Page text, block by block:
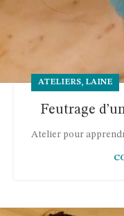
ATELIERS, LAINE
Feutrage
Atelier pour